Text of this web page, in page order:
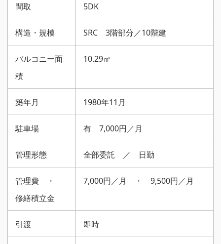
間取 5DK
構造・規模 SRC 3階部分／10階建
バルコニー面
積
10.29㎡
築年月 1980年11月
駐車場 有 7,000円／月
管理形態 全部委託 ／ 日勤
管理費 ・
修繕積立金
7,000円／月 ・ 9,500円／月
引渡 即時